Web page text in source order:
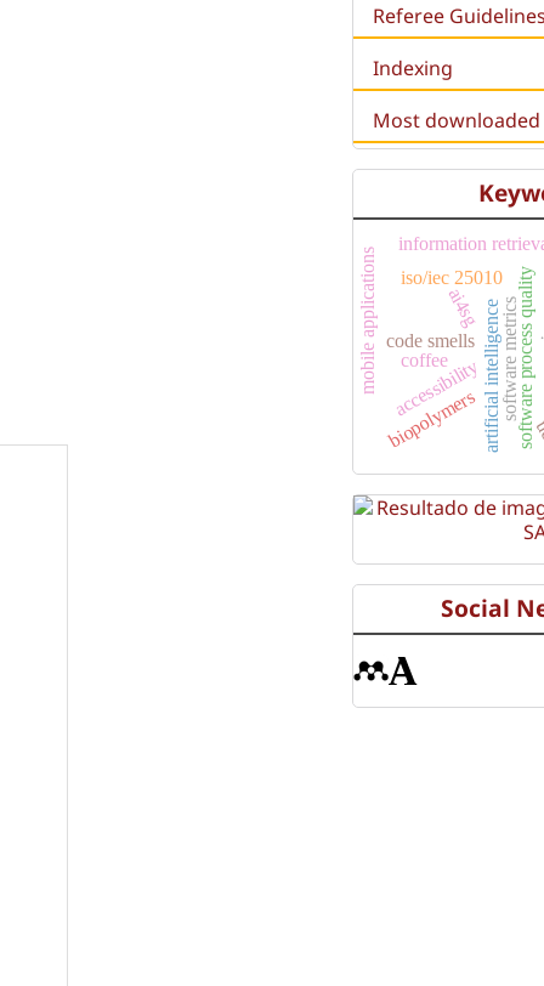
Referee
Indexing
Most
artificial intelligencesoftware process quality
iso/iec 25010
code smells software metrics
accessibility
mobile applications
information
biopolymers
ai4sg
coffee
Social